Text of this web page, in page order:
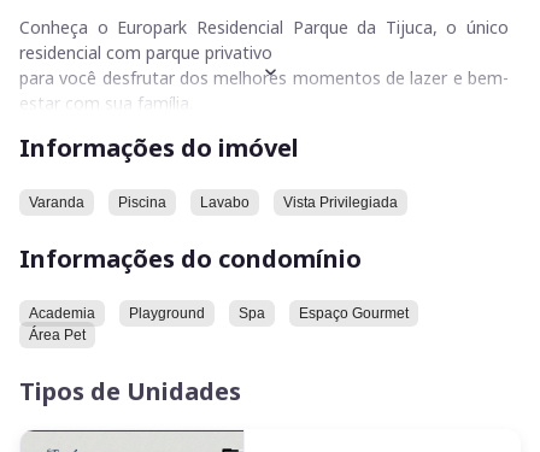
Conheça o Europark Residencial Parque da Tijuca, o único
residencial com parque privativo
para você desfrutar dos melhores momentos de lazer e bem-
estar com sua família.
- 3 e 4 Suítes;
- Varanda Fitness;
- Dog Park;
- Espaço Gourmet;
Informações do imóvel
Varanda Piscina Lavabo Vista Privilegiada
Informações do condomínio
Academia Playground Spa
Espaço Gourmet
Área Pet
Tipos de Unidades